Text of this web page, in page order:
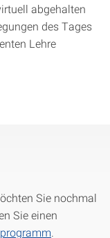
abgehalten
des Tages
Lehre
Sie nochmal
Sie einen
.